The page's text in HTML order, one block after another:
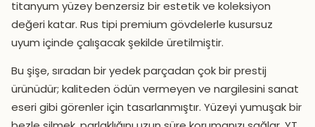
titanyum yüzey benzersiz bir estetik ve koleksiyon
değeri katar. Rus tipi premium gövdelerle kusursuz
uyum içinde çalışacak şekilde üretilmiştir.
Bu şişe, sıradan bir yedek parçadan çok bir prestij
ürünüdür; kaliteden ödün vermeyen ve nargilesini sanat
eseri gibi görenler için tasarlanmıştır. Yüzeyi yumuşak bir